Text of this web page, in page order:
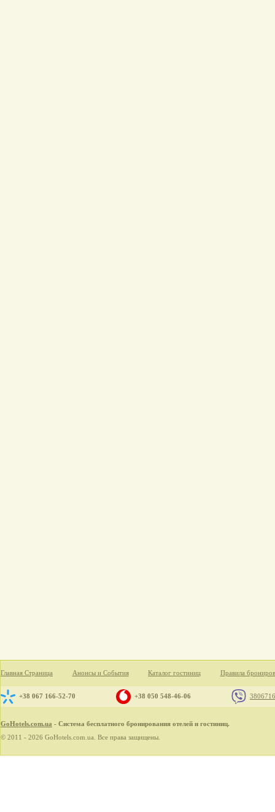
Главная Страница Анонсы и События Каталог гостиниц Правила
+38 067 166-52-70 +38 050 548-46-06
GoHotels.com.ua - Система бесплатного бронирования отелей и гостиниц.
© 2011 - 2026 GoHotels.com.ua. Все права защищены.